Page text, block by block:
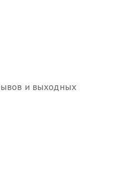
и выходных